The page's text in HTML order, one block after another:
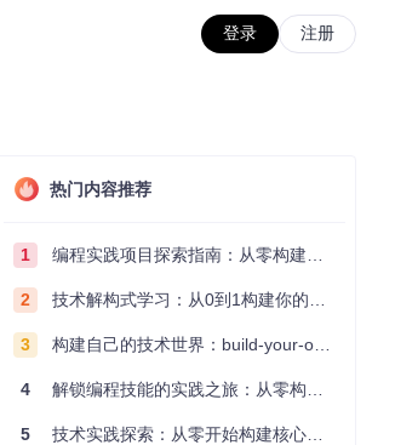
登录 注册
热门内容推荐
1 编程实践项目探索指南：从零构建技术能力体系
2 技术解构式学习：从0到1构建你的编程知识体系
3 构建自己的技术世界：build-your-own-x项目的实践探索指南
4 解锁编程技能的实践之旅：从零构建你的技术世界
5 技术实践探索：从零开始构建核心系统的实践指南